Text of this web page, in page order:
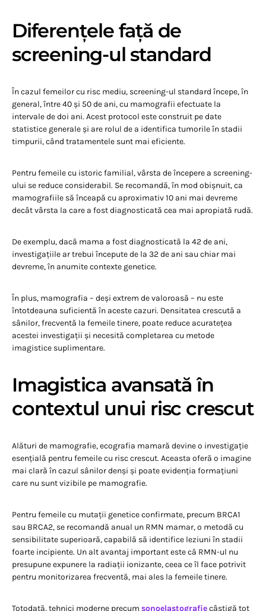
Diferențele față de
screening-ul standard
În cazul femeilor cu risc mediu, screening-ul standard începe, în
general, între 40 și 50 de ani, cu mamografii efectuate la
intervale de doi ani. Acest protocol este construit pe date
statistice generale și are rolul de a identifica tumorile în stadii
timpurii, când tratamentele sunt mai eficiente.
Pentru femeile cu istoric familial, vârsta de începere a screening-
ului se reduce considerabil. Se recomandă, în mod obișnuit, ca
mamografiile să înceapă cu aproximativ 10 ani mai devreme
decât vârsta la care a fost diagnosticată cea mai apropiată rudă.
De exemplu, dacă mama a fost diagnosticată la 42 de ani,
investigațiile ar trebui începute de la 32 de ani sau chiar mai
devreme, în anumite contexte genetice.
În plus, mamografia – deși extrem de valoroasă – nu este
întotdeauna suficientă în aceste cazuri. Densitatea crescută a
sânilor, frecventă la femeile tinere, poate reduce acuratețea
acestei investigații și necesită completarea cu metode
imagistice suplimentare.
Imagistica avansată în
contextul unui risc crescut
Alături de mamografie, ecografia mamară devine o investigație
esențială pentru femeile cu risc crescut. Aceasta oferă o imagine
mai clară în cazul sânilor denși și poate evidenția formațiuni
care nu sunt vizibile pe mamografie.
Pentru femeile cu mutații genetice confirmate, precum BRCA1
sau BRCA2, se recomandă anual un RMN mamar, o metodă cu
sensibilitate superioară, capabilă să identifice leziuni în stadii
foarte incipiente. Un alt avantaj important este că RMN-ul nu
presupune expunere la radiații ionizante, ceea ce îl face potrivit
pentru monitorizarea frecventă, mai ales la femeile tinere.
Totodată, tehnici moderne precum sonoelastografiecâștigă tot